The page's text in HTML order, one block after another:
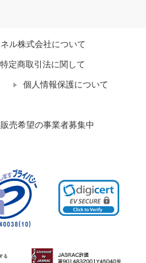
ル株式会社について
特定商取引法に関して
個人情報保護について
売希望の事業者募集中